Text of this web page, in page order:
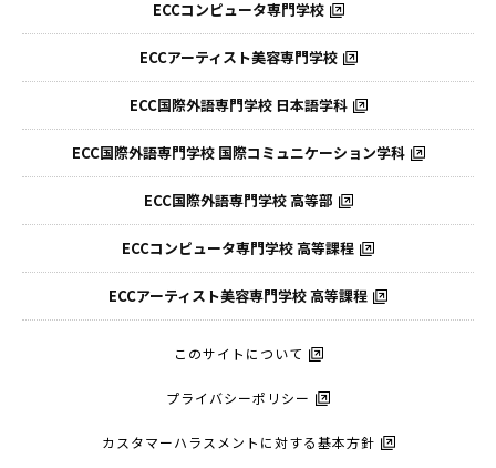
ECCコンピュータ専門学校
ECCアーティスト美容専門学校
ECC国際外語専門学校 日本語学科
ECC国際外語専門学校 国際コミュニケーション学科
ECC国際外語専門学校 高等部
ECCコンピュータ専門学校 高等課程
ECCアーティスト美容専門学校 高等課程
このサイトについて
プライバシーポリシー
カスタマーハラスメントに対する基本方針